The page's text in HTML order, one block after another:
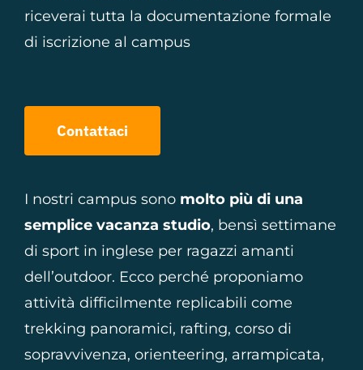
riceverai tutta la documentazione formale
di iscrizione al campus
Contattaci
I nostri campus sono molto più di una
semplice vacanza studio, bensì settimane
di sport in inglese per ragazzi amanti
dell’outdoor. Ecco perché proponiamo
attività difficilmente replicabili come
trekking panoramici, rafting, corso di
sopravvivenza, orienteering, arrampicata,